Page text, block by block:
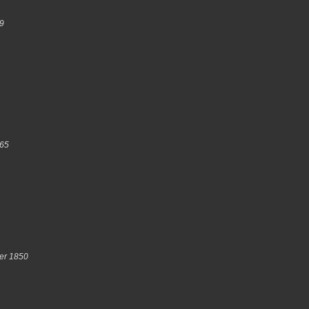
1850